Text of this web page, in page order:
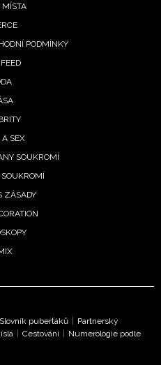
s
seZásadami
Extra s.r.o. bude s
k organizaci a
novinek.
účelu podleZásad ochrany
PODMÍNKY
A SEX
SOUKROMÍ
ZÁSADY
Slovník puberťáků | Partnerský
| Cestování | Numerologie podle